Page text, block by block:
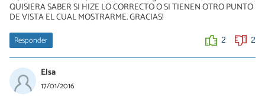
QUISIERA SABER SI HIZE LO CORRECTO O SI TIENEN OTRO PUNTO
DE VISTA EL CUAL MOSTRARME. GRACIAS!
Responder 2 2
Elsa
17/01/2016